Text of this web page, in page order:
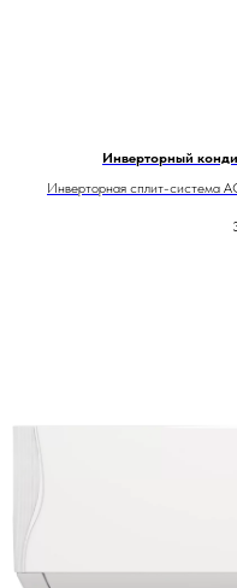
Инверторный
Инверторная сплит-система